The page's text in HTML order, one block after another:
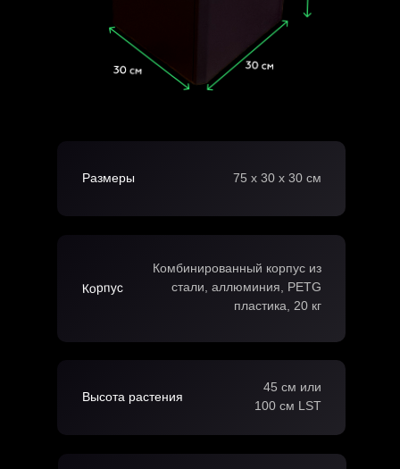
Высота растения
45 см или
100 см LST
Корпус
Размеры 75 х 30 х 30 см
Комбинированный корпус из
стали, аллюминия, PETG
пластика, 20 кг